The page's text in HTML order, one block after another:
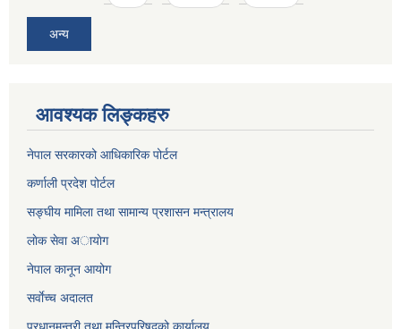
अन्य
आवश्यक लिङ्कहरु
नेपाल सरकारको आधिकारिक पोर्टल
कर्णाली प्रदेश पोर्टल
सङ्घीय मामिला तथा सामान्य प्रशासन मन्त्रालय
लाेक सेवा अायाेग
नेपाल कानून आयोग
सर्वाेच्च अदालत